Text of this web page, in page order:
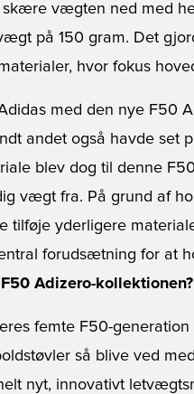
vægten ned med
på 150 gram. Det
hvor fokus
med den nye F50
andet også havde set
blev dog til denne
vægt fra. På grund af
tilføje yderligere
forudsætning for at
Adizero-
femte F50-
så blive ved
nyt, innovativt